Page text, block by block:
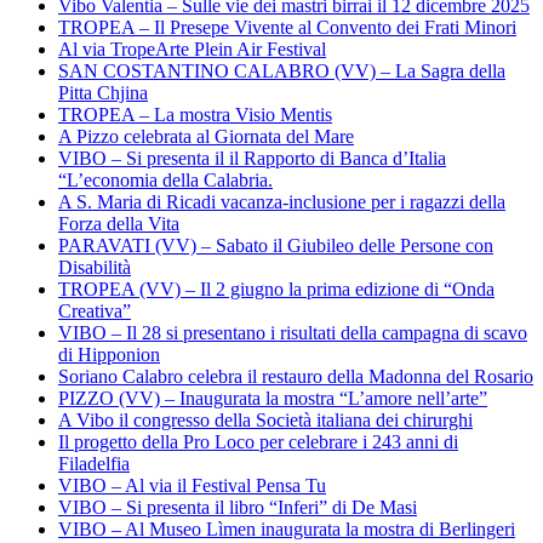
Vibo Valentia – Sulle vie dei mastri birrai il 12 dicembre 2025
TROPEA – Il Presepe Vivente al Convento dei Frati Minori
Al via TropeArte Plein Air Festival
SAN COSTANTINO CALABRO (VV) – La Sagra della
Pitta Chjina
TROPEA – La mostra Visio Mentis
A Pizzo celebrata al Giornata del Mare
VIBO – Si presenta il il Rapporto di Banca d’Italia
“L’economia della Calabria.
A S. Maria di Ricadi vacanza-inclusione per i ragazzi della
Forza della Vita
PARAVATI (VV) – Sabato il Giubileo delle Persone con
Disabilità
TROPEA (VV) – Il 2 giugno la prima edizione di “Onda
Creativa”
VIBO – Il 28 si presentano i risultati della campagna di scavo
di Hipponion
Soriano Calabro celebra il restauro della Madonna del Rosario
PIZZO (VV) – Inaugurata la mostra “L’amore nell’arte”
A Vibo il congresso della Società italiana dei chirurghi
Il progetto della Pro Loco per celebrare i 243 anni di
Filadelfia
VIBO – Al via il Festival Pensa Tu
VIBO – Si presenta il libro “Inferi” di De Masi
VIBO – Al Museo Lìmen inaugurata la mostra di Berlingeri